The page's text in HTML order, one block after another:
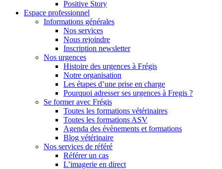
Positive Story
Espace professionnel
Informations générales
Nos services
Nous rejoindre
Inscription newsletter
Nos urgences
Histoire des urgences à Frégis
Notre organisation
Les étapes d’une prise en charge
Pourquoi adresser ses urgences à Fregis ?
Se former avec Frégis
Toutes les formations vétérinaires
Toutes les formations ASV
Agenda des évènements et formations
Blog vétérinaire
Nos services de référé
Référer un cas
L’imagerie en direct